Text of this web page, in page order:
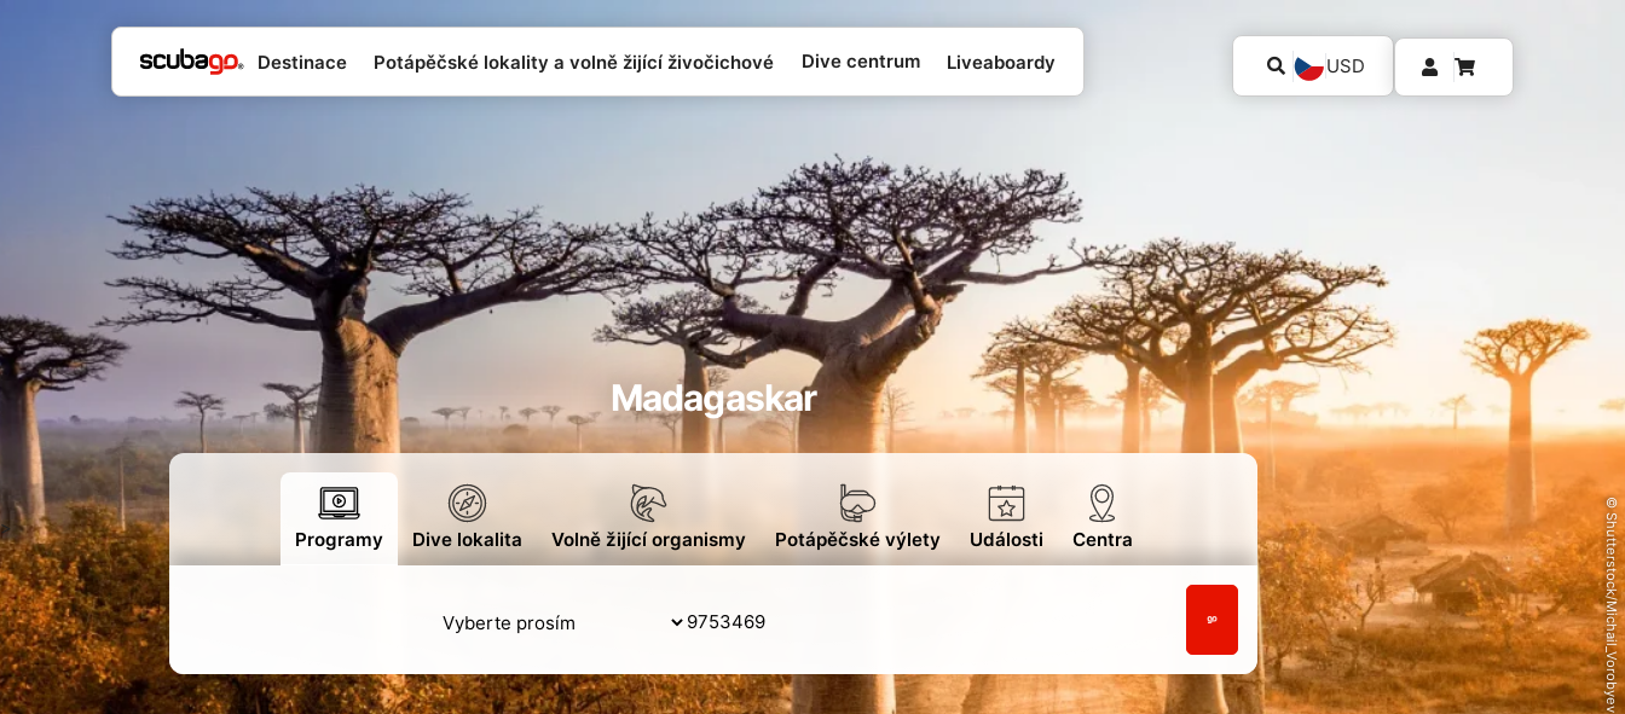
Destinace Potápěčské lokality a volně žijící živočichové Dive centrum Liveaboardy USD
>
Madagaskar
Programy Dive lokalita Volně žijící organismy Potápěčské výlety Události Centra © Shutterstock/Michail_Vorobyev